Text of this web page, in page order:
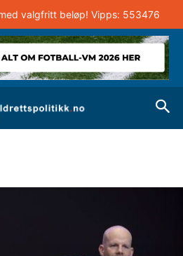
valgfritt beløp! Vipps: 553476